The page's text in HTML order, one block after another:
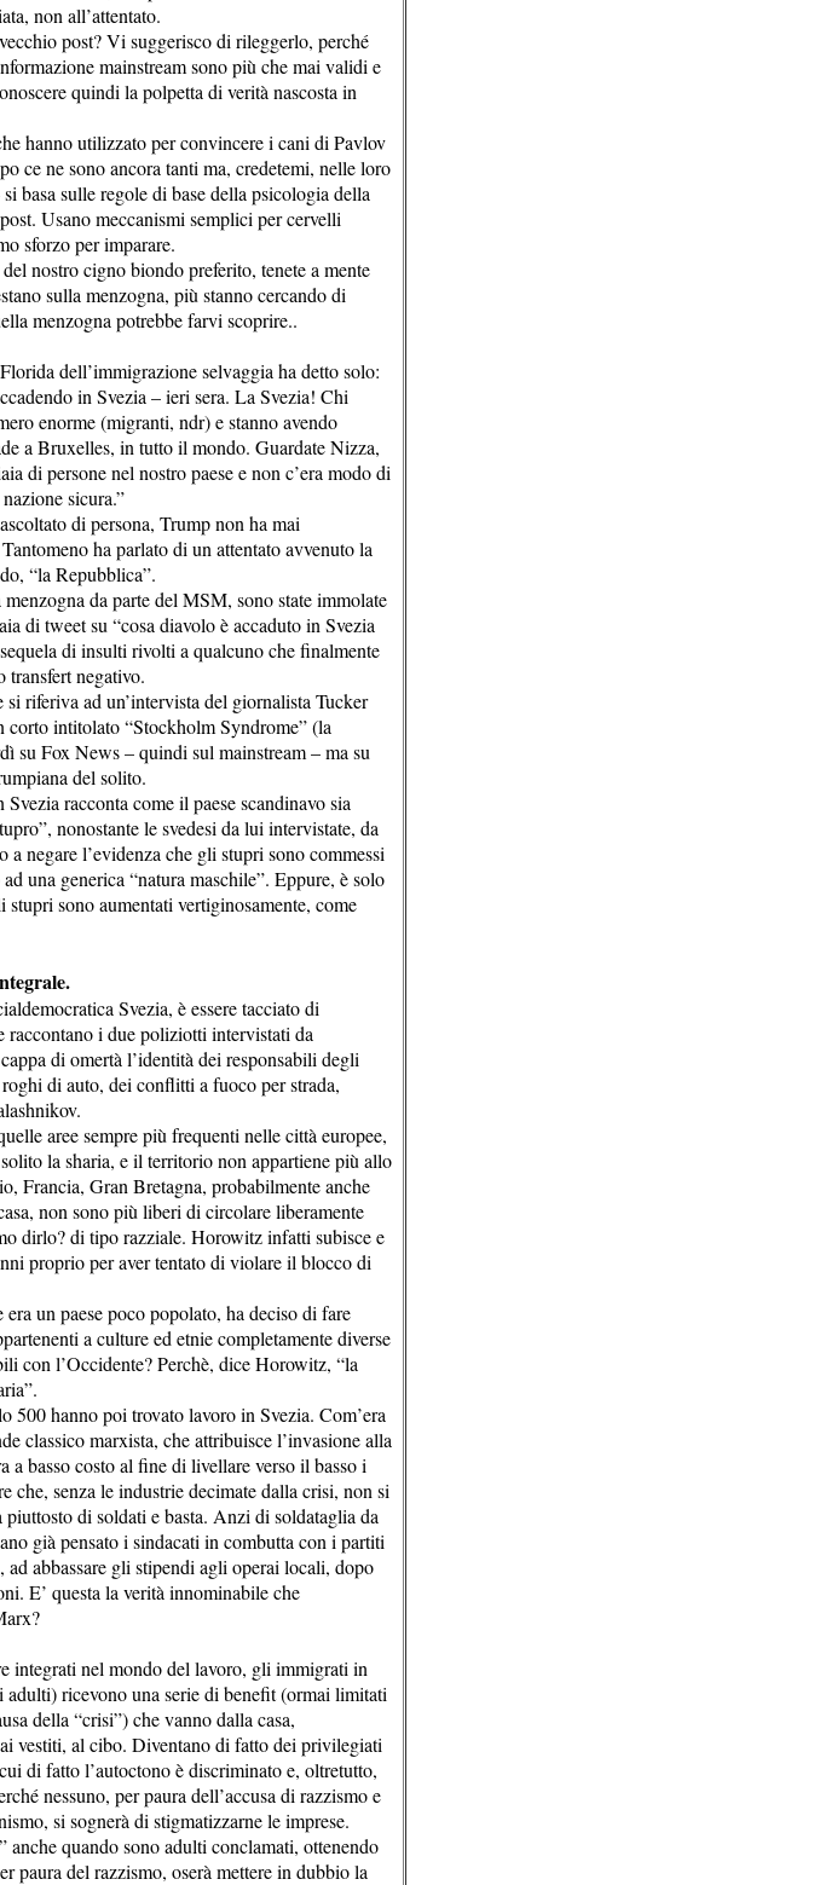
non all’attentato.
post? Vi suggerisco di rileggerlo, perché
mainstream sono più che mai validi e
quindi la polpetta di verità nascosta in
hanno utilizzato per convincere i cani di Pavlov
ce ne sono ancora tanti ma, credetemi, nelle loro
basa sulle regole di base della psicologia della
Usano meccanismi semplici per cervelli
sforzo per imparare.
nostro cigno biondo preferito, tenete a mente
sulla menzogna, più stanno cercando di
menzogna potrebbe farvi scoprire..
dell’immigrazione selvaggia ha detto solo:
in Svezia – ieri sera. La Svezia! Chi
enorme (migranti, ndr) e stanno avendo
a Bruxelles, in tutto il mondo. Guardate Nizza,
di persone nel nostro paese e non c’era modo di
sicura.”
di persona, Trump non ha mai
ha parlato di un attentato avvenuto la
“la Repubblica”.
da parte del MSM, sono state immolate
di tweet su “cosa diavolo è accaduto in Svezia
di insulti rivolti a qualcuno che finalmente
negativo.
riferiva ad un’intervista del giornalista Tucker
intitolato “Stockholm Syndrome” (la
su Fox News – quindi sul mainstream – ma su
del solito.
racconta come il paese scandinavo sia
nonostante le svedesi da lui intervistate, da
negare l’evidenza che gli stupri sono commessi
una generica “natura maschile”. Eppure, è solo
sono aumentati vertiginosamente, come
Svezia, è essere tacciato di
i due poliziotti intervistati da
di omertà l’identità dei responsabili degli
di auto, dei conflitti a fuoco per strada,
aree sempre più frequenti nelle città europee,
la sharia, e il territorio non appartiene più allo
Francia, Gran Bretagna, probabilmente anche
non sono più liberi di circolare liberamente
dirlo? di tipo razziale. Horowitz infatti subisce e
proprio per aver tentato di violare il blocco di
un paese poco popolato, ha deciso di fare
a culture ed etnie completamente diverse
con l’Occidente? Perchè, dice Horowitz, “la
hanno poi trovato lavoro in Svezia. Com’era
classico marxista, che attribuisce l’invasione alla
a basso costo al fine di livellare verso il basso i
che, senza le industrie decimate dalla crisi, non si
di soldati e basta. Anzi di soldataglia da
già pensato i sindacati in combutta con i partiti
abbassare gli stipendi agli operai locali, dopo
E’ questa la verità innominabile che
integrati nel mondo del lavoro, gli immigrati in
ricevono una serie di benefit (ormai limitati
della “crisi”) che vanno dalla casa,
vestiti, al cibo. Diventano di fatto dei privilegiati
di fatto l’autoctono è discriminato e, oltretutto,
nessuno, per paura dell’accusa di razzismo e
si sognerà di stigmatizzarne le imprese.
quando sono adulti conclamati, ottenendo
paura del razzismo, oserà mettere in dubbio la